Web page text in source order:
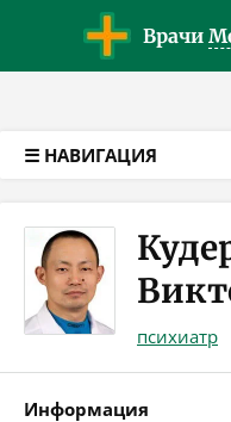
Врачи
☰ НАВИГАЦИЯ
психиатр
Информация